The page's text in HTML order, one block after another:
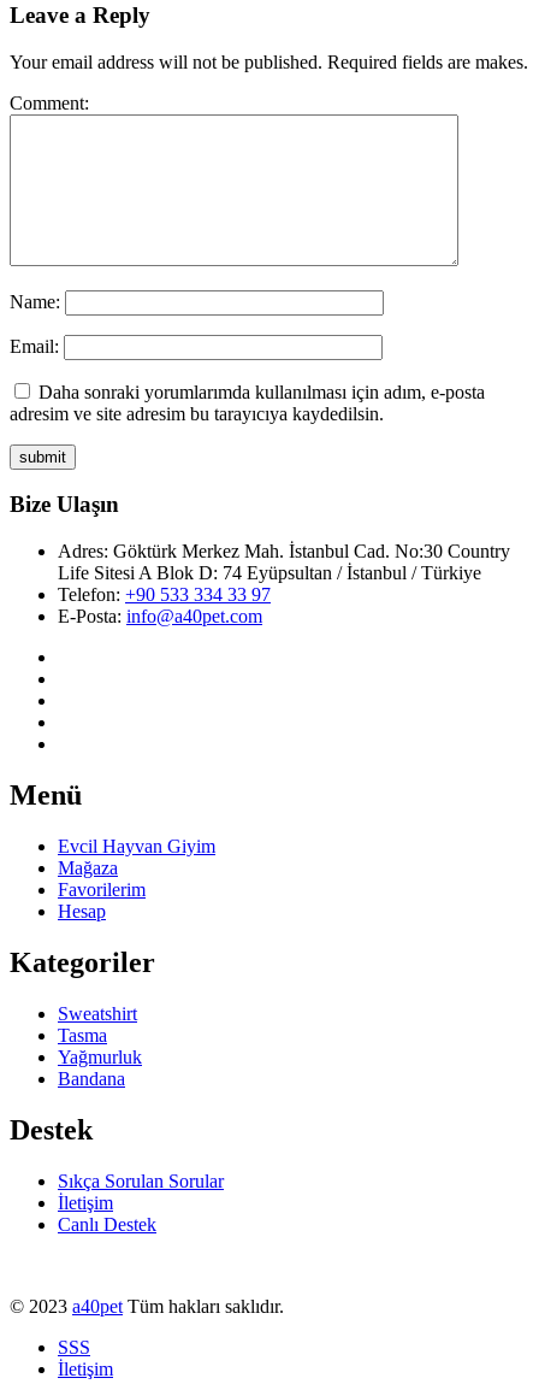
Leave a Reply
Your email address will not be published. Required fields are makes.
Comment:
Name:
Email:
Daha sonraki yorumlarımda kullanılması için adım, e-posta
adresim ve site adresim bu tarayıcıya kaydedilsin.
Bize Ulaşın
Adres: Göktürk Merkez Mah. İstanbul Cad. No:30 Country
Life Sitesi A Blok D: 74 Eyüpsultan / İstanbul / Türkiye
Telefon: +90 533 334 33 97
E-Posta: info@a40pet.com
Menü
Evcil Hayvan Giyim
Mağaza
Favorilerim
Hesap
Kategoriler
Sweatshirt
Tasma
Yağmurluk
Bandana
Destek
Sıkça Sorulan Sorular
İletişim
Canlı Destek
© 2023 a40pet Tüm hakları saklıdır.
SSS
İletişim